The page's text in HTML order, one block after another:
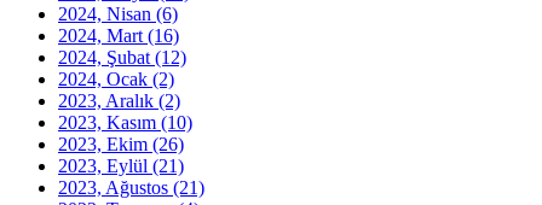
2024, Nisan (6)
2024, Mart (16)
2024, Şubat (12)
2024, Ocak (2)
2023, Aralık (2)
2023, Kasım (10)
2023, Ekim (26)
2023, Eylül (21)
2023, Ağustos (21)